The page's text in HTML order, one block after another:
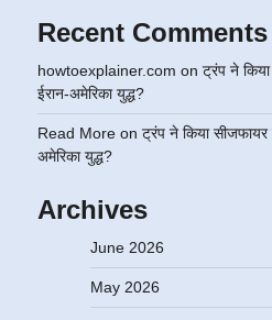
Recent Comments
howtoexplainer.com on ट्रंप ने
ईरान-अमेरिका युद्ध?
Read Moreon ट्रंप ने किया सीजफायर
अमेरिका युद्ध?
Archives
June 2026
May 2026